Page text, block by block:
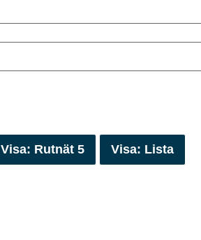
Visa: Rutnät 5 Visa: Lista